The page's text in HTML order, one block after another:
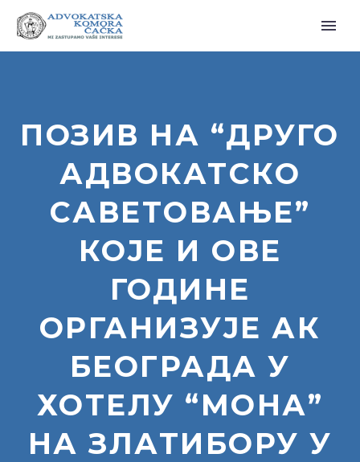
ПОЗИВ НА “ДРУГО
АДВОКАТСКО
САВЕТОВАЊЕ”
КОЈЕ И ОВЕ
ГОДИНЕ
ОРГАНИЗУЈЕ АК
БЕОГРАДА У
ХОТЕЛУ “МОНА”
НА ЗЛАТИБОРУ У